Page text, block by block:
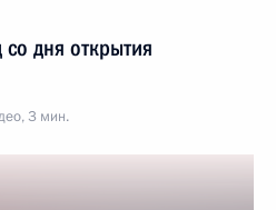
дня открытия
3 мин.